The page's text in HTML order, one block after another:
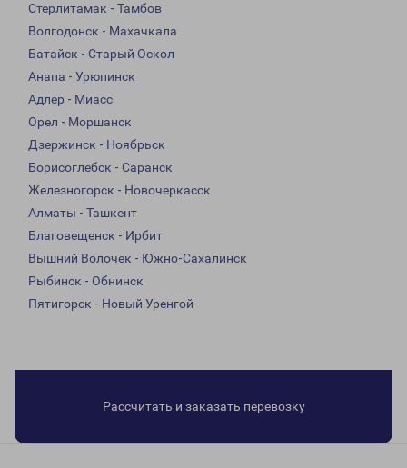
Стерлитамак - Тамбов
Волгодонск - Махачкала
Батайск - Старый Оскол
Анапа - Урюпинск
Адлер - Миасс
Орел - Моршанск
Дзержинск - Ноябрьск
Борисоглебск - Саранск
Железногорск - Новочеркасск
Алматы - Ташкент
Благовещенск - Ирбит
Вышний Волочек - Южно-Сахалинск
Рыбинск - Обнинск
Пятигорск - Новый Уренгой
Рассчитать и заказать перевозку